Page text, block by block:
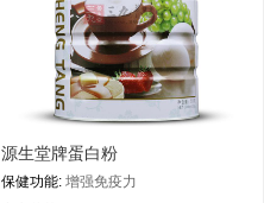
源生堂牌蛋白粉
保健功能: 增强免疫力